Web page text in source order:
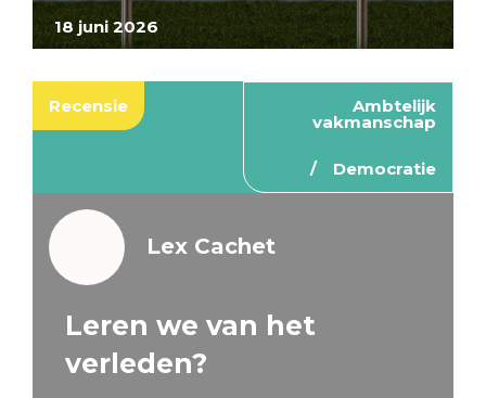
18 juni 2026
Recensie Ambtelijk
vakmanschap
Democratie
Lex Cachet
Leren we van het
verleden?